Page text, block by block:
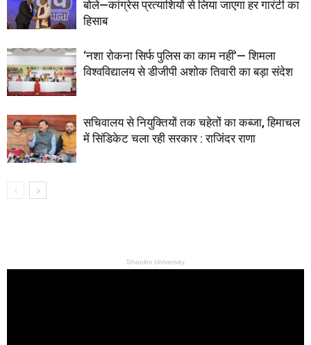
बोले—कांग्रेस प्रत्याशियों से लिया जाएगा हर गारंटी का
हिसाब
‘नशा रोकना सिर्फ पुलिस का काम नहीं’— शिमला
विश्वविद्यालय से डीजीपी अशोक तिवारी का बड़ा संदेश
सचिवालय से नियुक्तियों तक चहेतों का कब्जा, हिमाचल
में सिंडिकेट चला रही सरकार : राजिंदर राणा
Shoolini University